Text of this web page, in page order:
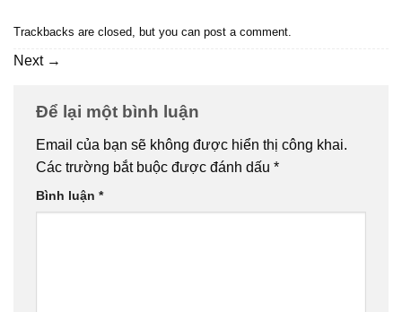
Trackbacks are closed, but you can post a comment.
Next →
Để lại một bình luận
Email của bạn sẽ không được hiển thị công khai.
Các trường bắt buộc được đánh dấu *
Bình luận *